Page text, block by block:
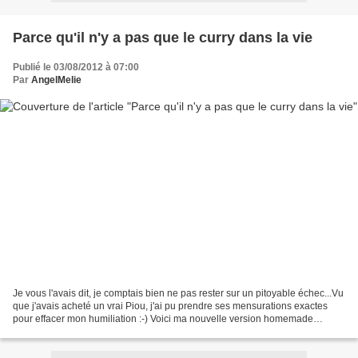
Parce qu'il n'y a pas que le curry dans la vie
Publié le 03/08/2012 à 07:00
Par AngelMelie
Je vous l'avais dit, je comptais bien ne pas rester sur un pitoyable échec...Vu
que j'avais acheté un vrai Piou, j'ai pu prendre ses mensurations exactes
pour effacer mon humiliation :-) Voici ma nouvelle version homemade